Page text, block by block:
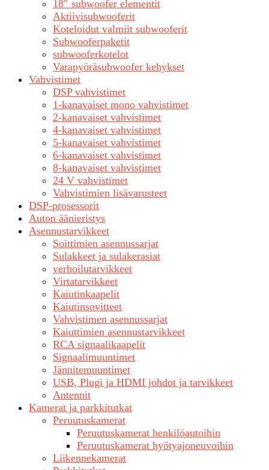
18″ subwoofer elementit
Aktiivisubwooferit
Koteloidut valmiit subwooferit
Subwooferpaketit
subwooferkotelot
Varapyöräsubwoofer kehykset
Vahvistimet
DSP vahvistimet
1-kanavaiset mono vahvistimet
2-kanavaiset vahvistimet
4-kanavaiset vahvistimet
5-kanavaiset vahvistimet
6-kanavaiset vahvistimet
8-kanavaiset vahvistimet
24 V vahvistimet
Vahvistimien lisävarusteet
DSP-prosessorit
Auton äänieristys
Asennustarvikkeet
Soittimien asennussarjat
Sulakkeet ja sulakerasiat
verhoilutarvikkeet
Virtatarvikkeet
Kaiutinkaapelit
Kaiutinsovitteet
Vahvistimen asennussarjat
Kaiuttimien asennustarvikkeet
RCA signaalikaapelit
Signaalimuuntimet
Jännitemuuntimet
USB, Plugi ja HDMI johdot ja tarvikkeet
Antennit
Kamerat ja parkkitutkat
Peruutuskamerat
Peruutuskamerat henkilöautoihin
Peruutuskamerat hyötyajoneuvoihin
Liikennekamerat